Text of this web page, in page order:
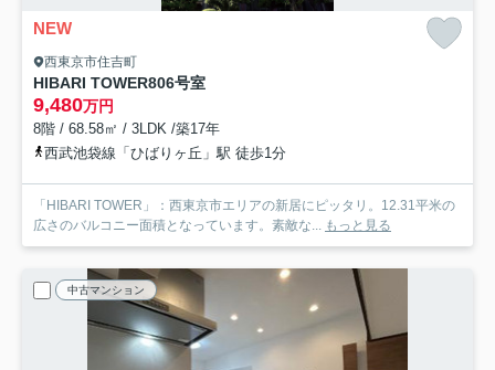
NEW
西東京市住吉町
HIBARI TOWER806号室
9,480万円
8階 / 68.58㎡ / 3LDK /築17年
西武池袋線「ひばりヶ丘」駅 徒歩1分
「HIBARI TOWER」：西東京市エリアの新居にピッタリ。12.31平米の
広さのバルコニー面積となっています。素敵な... もっと見る
中古マンション